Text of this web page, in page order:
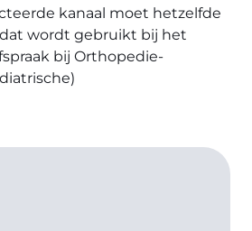
kanaal moet hetzelfde
wordt gebruikt bij het
bij Orthopedie-